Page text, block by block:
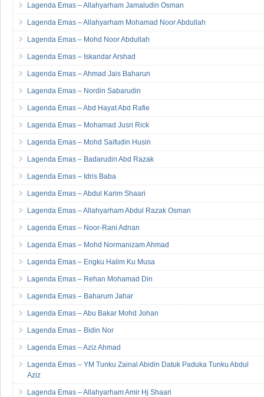
Lagenda Emas – Allahyarham Jamaludin Osman
Lagenda Emas – Allahyarham Mohamad Noor Abdullah
Lagenda Emas – Mohd Noor Abdullah
Lagenda Emas – Iskandar Arshad
Lagenda Emas – Ahmad Jais Baharun
Lagenda Emas – Nordin Sabarudin
Lagenda Emas – Abd Hayat Abd Rafie
Lagenda Emas – Mohamad Jusri Rick
Lagenda Emas – Mohd Saifudin Husin
Lagenda Emas – Badarudin Abd Razak
Lagenda Emas – Idris Baba
Lagenda Emas – Abdul Karim Shaari
Lagenda Emas – Allahyarham Abdul Razak Osman
Lagenda Emas – Noor-Rani Adnan
Lagenda Emas – Mohd Normanizam Ahmad
Lagenda Emas – Engku Halim Ku Musa
Lagenda Emas – Rehan Mohamad Din
Lagenda Emas – Baharum Jahar
Lagenda Emas – Abu Bakar Mohd Johan
Lagenda Emas – Bidin Nor
Lagenda Emas – Aziz Ahmad
Lagenda Emas – YM Tunku Zainal Abidin Datuk Paduka Tunku Abdul
Aziz
Lagenda Emas – Allahyarham Amir Hj Shaari